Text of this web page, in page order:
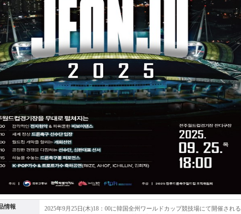
情報
2025年9月25日(木)18：00に韓国全州ワールドカップ競技場にて開催される